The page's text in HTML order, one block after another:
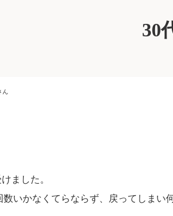
30
ん
ました。
いかなくてらならず、戻ってしまい